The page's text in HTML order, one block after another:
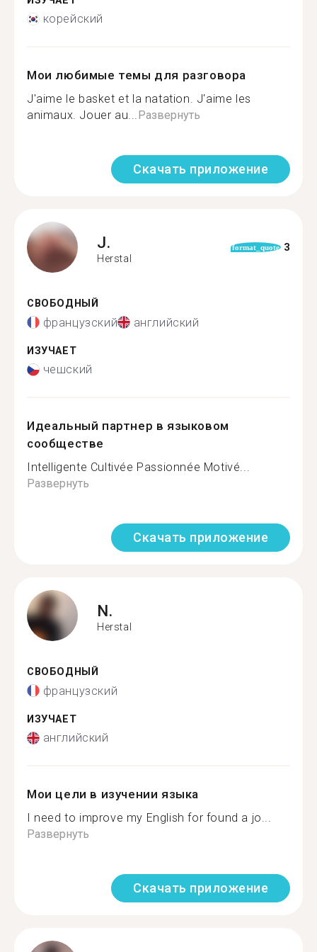
корейский
Мои любимые темы для разговора
J'aime le basket et la natation. J'aime les
animaux. Jouer au...Развернуть
Скачать приложение
J.
Herstal
format_quote 3
СВОБОДНЫЙ
французский английский
ИЗУЧАЕТ
чешский
Идеальный партнер в языковом
сообществе
Intelligente Cultivée Passionnée Motivé...
Развернуть
Скачать приложение
N.
Herstal
СВОБОДНЫЙ
французский
ИЗУЧАЕТ
английский
Мои цели в изучении языка
I need to improve my English for found a jo...
Развернуть
Скачать приложение